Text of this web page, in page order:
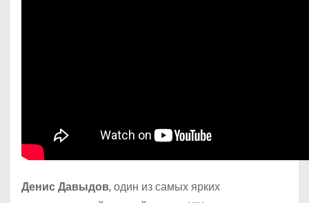
Денис Давыдов, один из самых ярких